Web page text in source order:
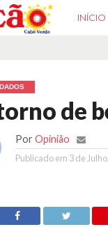
INÍCIO
de
Por Opinião
Publicado em 3 de